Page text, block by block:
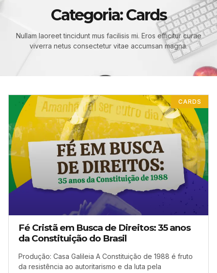
Categoria: Cards
Nullam laoreet tincidunt mus facilisis mi. Eros efficitur curae
viverra netus consectetur vitae accumsan magna.
CARDS
Fé Cristã em Busca de Direitos: 35 anos
da Constituição do Brasil
Produção: Casa Galileia A Constituição de 1988 é fruto
da resistência ao autoritarismo e da luta pela